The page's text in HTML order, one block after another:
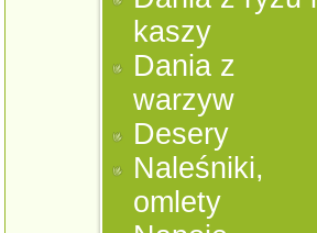
kaszy
Dania z
warzyw
Desery
Naleśniki,
omlety